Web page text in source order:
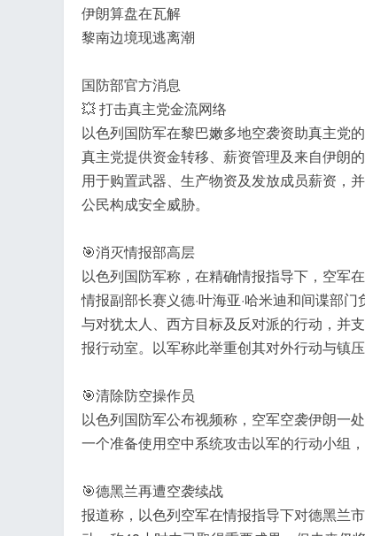
伊朗算盘在瓦解
黎南边境现逃离潮
国防部官方消息
💥 打击真主党金流网络
以色列国防军在黎巴嫩多地空袭资助真主党
真主党提供资金转移、薪资管理及来自伊朗
用于购置武器、生产物资及发放成员薪资，
公民构成安全威胁。
🎯消灭情报部高层
以色列国防军称，在精确情报指导下，空军
情报副部长赛义德·叶海亚·哈米迪和间谍部
与对犹太人、西方目标及反对派的行动，并
报行动室。以军称此举重创其对外行动与镇压
🎯清除防空操作员
以色列国防军公布视频称，空军空袭伊朗一
一个准备使用空中系统攻击以军的行动小组
🎯德黑兰再遭空袭续战
报道称，以色列空军在情报指导下对德黑兰